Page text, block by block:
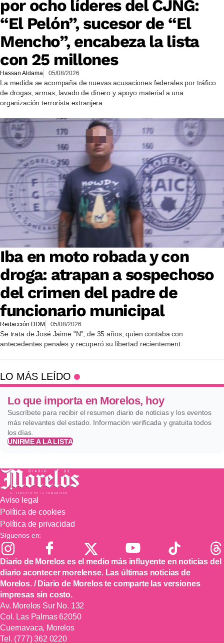
por ocho líderes del CJNG:
“El Pelón”, sucesor de “El
Mencho”, encabeza la lista
con 25 millones
Hassan Aldama 05/08/2026
La medida se acompaña de nuevas acusaciones federales por tráfico
de drogas, armas, lavado de dinero y apoyo material a una
organización terrorista extranjera.
Iba en moto robada y con
droga: atrapan a sospechoso
del crimen del padre de
funcionario municipal
Redacción DDM 05/08/2026
Se trata de José Jaime "N", de 35 años, quien contaba con
antecedentes penales y recuperó su libertad recientement
LO MÁS LEÍDO
Lo que importa en Morelos, hoy
Suscríbete para recibir el resumen diario de noticias y los eventos
más relevantes del estado. Información verificada y gratuita todos
los días.
UNIRME A LA LISTA
Aviso legal
Política de cookies
Política de privacidad
Síguenos en:
Diario de Morelos es el medio más influyente en noticias del
diario acontecer morelense. Las últimas noticias de
Morelos. / Diario de Morelos te comparte las versiones
impresas sin costo.
Av. Morelos Sur No. 132
Col. Las Palmas 62050
Cuernavaca, Morelos
Tel. (777) 362 0220